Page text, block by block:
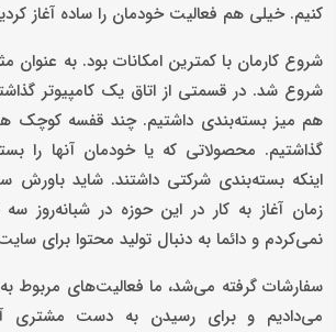
کنیم. خیلی هم فعالیت خودمان را ساده آغاز
شروع کارمان با کمترین امکانات بود. به عنوان
شروع شد. در قسمتی از اتاق یک کامپیوتر
هم میز بسته‌بندی داشتیم. چند قفسه کوچک
گذاشتیم. محصولاتی که یا خودمان آنها را
اینکه بسته‌بندی شرکتی داشتند. شاید
زمان آغاز به کار در این حوزه در
نمی‌کردم و دائما به دنبال تولید محتوا برای
سفارشات گرفته می‌شد، ما فعالیت‌های مربوط به
می‌دادیم و برای رسیدن به دست مشتری